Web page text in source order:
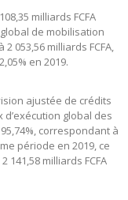
milliards FCFA
de mobilisation
053,56 milliards FCFA,
en 2019.
ajustée de crédits
d’exécution global des
correspondant à
période en 2019, ce
milliards FCFA